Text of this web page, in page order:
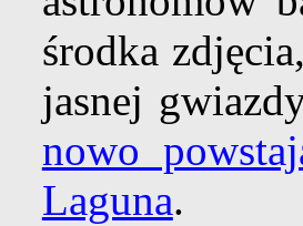
środka
jasnej
nowo
Laguna.